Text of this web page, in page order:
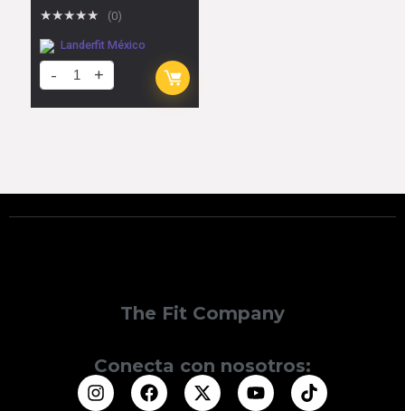
★★★★★ (0)
Landerfit México
The Fit Company
Conecta con nosotros: